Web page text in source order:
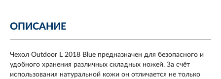
ОПИСАНИЕ
Чехол Outdoor L 2018 Blue предназначен для безопасного и
удобного хранения различных складных ножей. За счёт
использования натуральной кожи он отличается не только